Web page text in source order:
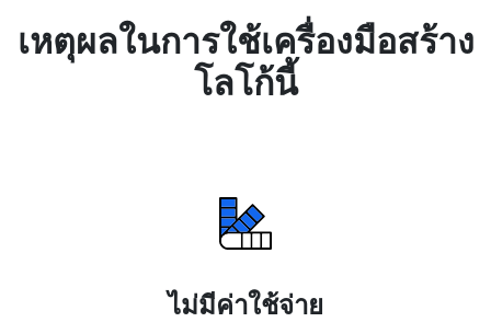
เหตุผลในการใช้เครื่องมือสร้าง
โลโก้นี้
ไม่มีค่าใช้จ่าย